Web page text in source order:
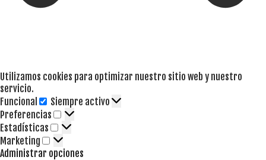
Utilizamos cookies para optimizar nuestro sitio web y nuestro
servicio.
Funcional
Funcional
Siempre activo
Preferencias
Preferencias
Estadísticas Estadísticas
Marketing Marketing
Administrar opciones